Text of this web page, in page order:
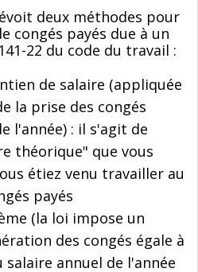
deux méthodes pour
congés payés due à un
22 du code du travail :
de salaire (appliquée
la prise des congés
l'année) : il s'agit de
théorique" que vous
étiez venu travailler au
payés
(la loi impose un
des congés égale à
salaire annuel de l'année